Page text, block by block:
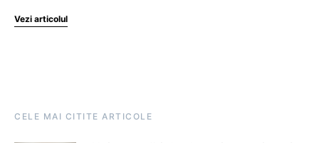
Vezi articolul
CELE MAI CITITE ARTICOLE